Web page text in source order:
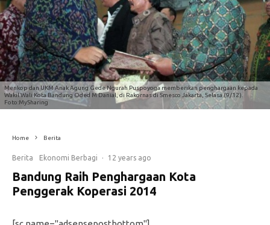
Menkop dan UKM Anak Agung Gede Ngurah Puspoyoga memberikan penghargaan kepada
Wakil Wali Kota Bandung Oded M Danial, di Rakornas di Smesco Jakarta, Selasa (9/12).
Foto:MySharing
Home Berita
Berita Ekonomi Berbagi · 12 years ago
Bandung Raih Penghargaan Kota
Penggerak Koperasi 2014